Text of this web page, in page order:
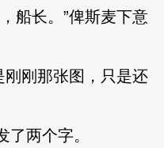
船长。”俾斯麦下意
刚刚那张图，只是还
两个字。